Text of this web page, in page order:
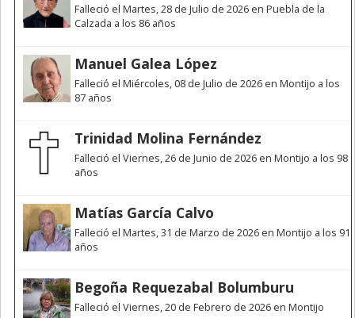
Falleció el Martes, 28 de Julio de 2026 en Puebla de la
Calzada a los 86 años
Manuel Galea López
Falleció el Miércoles, 08 de Julio de 2026 en Montijo a los
87 años
Trinidad Molina Fernández
Falleció el Viernes, 26 de Junio de 2026 en Montijo a los 98
años
Matías García Calvo
Falleció el Martes, 31 de Marzo de 2026 en Montijo a los 91
años
Begoña Requezabal Bolumburu
Falleció el Viernes, 20 de Febrero de 2026 en Montijo